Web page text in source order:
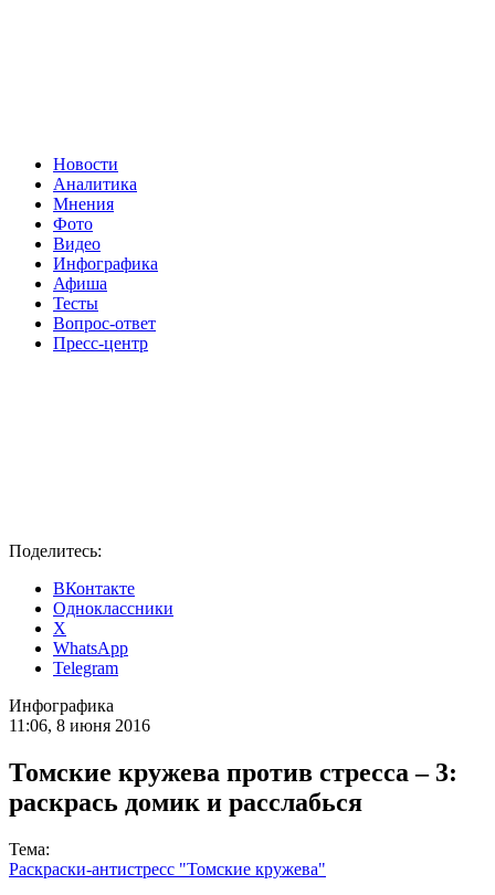
Новости
Аналитика
Мнения
Фото
Видео
Инфографика
Афиша
Тесты
Вопрос-ответ
Пресс-центр
Поделитесь:
ВКонтакте
Одноклассники
X
WhatsApp
Telegram
Инфографика
11:06, 8 июня 2016
Томские кружева против стресса – 3:
раскрась домик и расслабься
Тема:
Раскраски-антистресс "Томские кружева"